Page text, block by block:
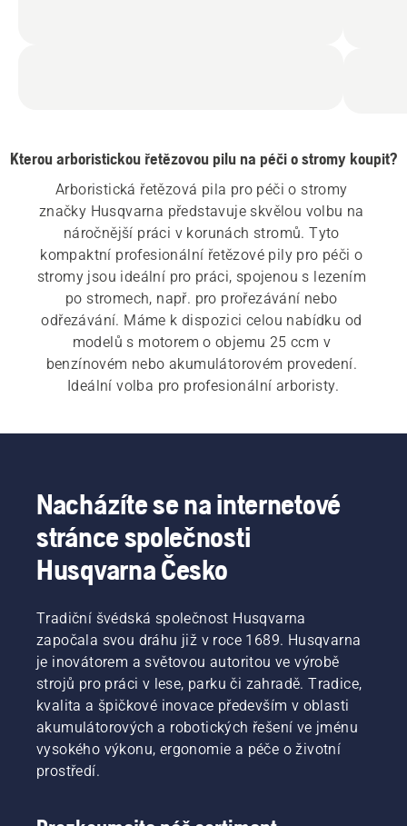
Kterou arboristickou řetězovou pilu na péči o stromy koupit?
Arboristická řetězová pila pro péči o stromy
značky Husqvarna představuje skvělou volbu na
náročnější práci v korunách stromů. Tyto
kompaktní profesionální řetězové pily pro péči o
stromy jsou ideální pro práci, spojenou s lezením
po stromech, např. pro prořezávání nebo
odřezávání. Máme k dispozici celou nabídku od
modelů s motorem o objemu 25 ccm v
benzínovém nebo akumulátorovém provedení.
Ideální volba pro profesionální arboristy.
ošetřování stromů a ve spolupráci s nimi, aby
splňovaly potřeby každého arboristy. Podívejte se
na naši kompletní řadu řetězových pil
profesionálních
Nacházíte se na internetové
stránce společnosti
Husqvarna Česko
Tradiční švédská společnost Husqvarna
započala svou dráhu již v roce 1689. Husqvarna
je inovátorem a světovou autoritou ve výrobě
strojů pro práci v lese, parku či zahradě. Tradice,
kvalita a špičkové inovace především v oblasti
akumulátorových a robotických řešení ve jménu
vysokého výkonu, ergonomie a péče o životní
prostředí.